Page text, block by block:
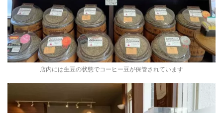
店内には生豆の状態でコーヒー豆が保管されています